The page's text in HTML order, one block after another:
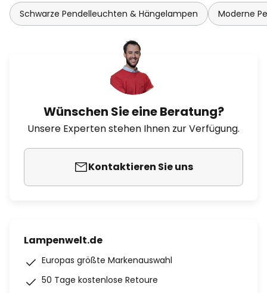
Schwarze Pendelleuchten & Hängelampen Moderne
Wünschen Sie eine Beratung?
Unsere Experten stehen Ihnen zur Verfügung.
Kontaktieren Sie uns
Lampenwelt.de
Europas größte Markenauswahl
50 Tage kostenlose Retoure